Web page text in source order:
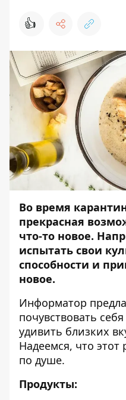
👍
Во время
прекрасная
что-то новое.
испытать свои
способности и
новое.
Информатор
почувствовать
удивить близких
Надеемся, что этот
по душе.
Продукты: